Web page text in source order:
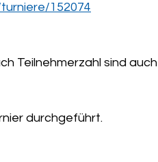
152074
Teilnehmerzahl sind auch
durchgeführt.